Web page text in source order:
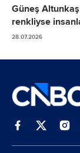
Güneş
renkliyse
28.07.2026